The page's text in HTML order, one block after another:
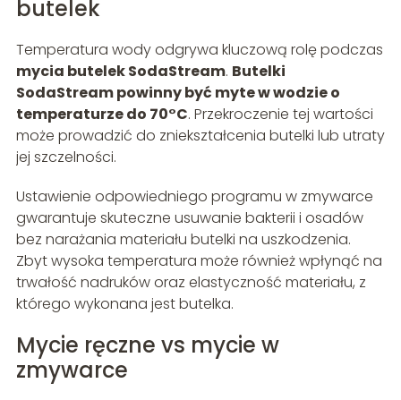
butelek
Temperatura wody odgrywa kluczową rolę podczas
mycia butelek SodaStream. Butelki
SodaStream powinny być myte w wodzie o
temperaturze do 70°C. Przekroczenie tej wartości
może prowadzić do zniekształcenia butelki lub utraty
jej szczelności.
Ustawienie odpowiedniego programu w zmywarce
gwarantuje skuteczne usuwanie bakterii i osadów
bez narażania materiału butelki na uszkodzenia.
Zbyt wysoka temperatura może również wpłynąć na
trwałość nadruków oraz elastyczność materiału, z
którego wykonana jest butelka.
Mycie ręczne vs mycie w
zmywarce